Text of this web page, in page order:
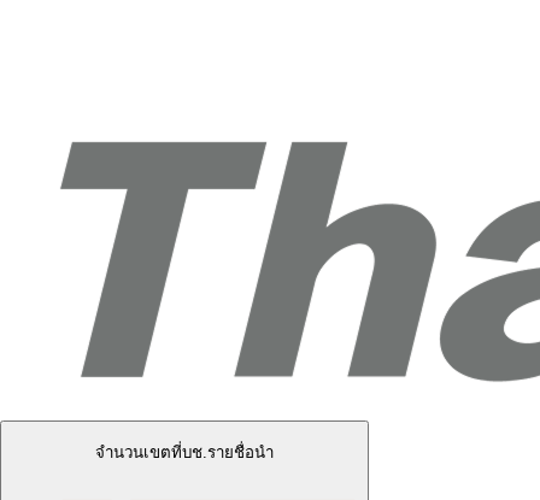
จำนวนเขตที่บช.รายชื่อนำ